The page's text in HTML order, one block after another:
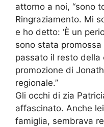
attorno a noi, “sono
Ringraziamento. Mi
e ho detto: ‘È un
sono stata promossa
passato il resto della
promozione di
regionale.”
Gli occhi di zia
affascinato. Anche
famiglia, sembrava